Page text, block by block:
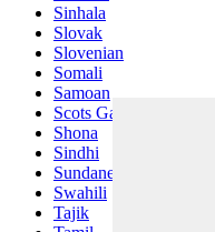
Sinhala
Slovak
Slovenian
Somali
Samoan
Scots Gaelic
Shona
Sindhi
Sundanese
Swahili
Tajik